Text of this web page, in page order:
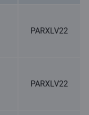
PARXLV22
PARXLV22